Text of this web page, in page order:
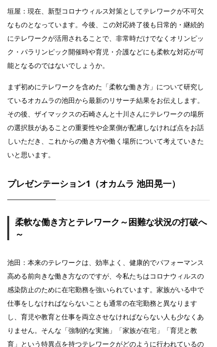
垣屋：現在、新型コロナウィルス対策としてテレワークが不可欠
なものとなっています。今後、この対応終了後も日常的・継続的
にテレワークが活用されることで、非常時だけでなくオリンピッ
ク・パラリンピック開催時や育児・介護などにも柔軟な対応が可
能となるのではないでしょうか。
まず初めにテレワークを含めた「柔軟な働き方」について研究し
ているオカムラの池田から最新のリサーチ結果をお伝えします。
その後、ザイマックスの石崎さんと十川さんにテレワークの場所
の選択肢があることの重要性や企業側が配慮しなければ点をお話
しいただき、これからの働き方や働く場所について考えていきた
いと思います。
プレゼンテーション1（オカムラ 池田晃一）
柔軟な働き方とテレワーク～困難な状況の打破へ
～
池田：本来のテレワークは、効率よく、健康的でパフォーマンス
高める前向きな働き方なのですが、今私たちはコロナウィルスの
感染防止のために在宅勤務を強いられています。家族がいる中で
仕事をしなければならないことも通常の在宅勤務と異なります
し、育児や教育と仕事を両立させなければならない人も少なくあ
りません。そんな「強制的な実施」「家族が在宅」「育児と教
育」という特異点を持つテレワークがどのように行われているの